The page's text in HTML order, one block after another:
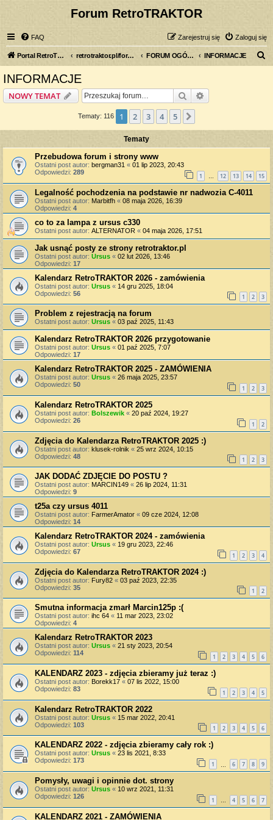
Forum RetroTRAKTOR
FAQ Zaloguj się
Zarejestruj się
Portal RetroTRAKTOR.pl retrotraktor.pl/forum FORUM OGÓLNE INFORMACJE
INFORMACJE
NOWY TEMAT Szukaj
Tematy: 116 1 2 3 4 5
Tematy
Przebudowa forum i strony www
Ostatni post autor: bergman31 « 01 lip 2023, 20:43
Odpowiedzi: 289 1 … 12 13 14 15
Legalność pochodzenia na podstawie nr nadwozia C-4011
Ostatni post autor: Marbitfh « 08 maja 2026, 16:39
Odpowiedzi: 4
co to za lampa z ursus c330
Ostatni post autor: ALTERNATOR « 04 maja 2026, 17:51
Jak usnąć posty ze strony retrotraktor.pl
Ostatni post autor: Ursus « 02 lut 2026, 13:46
Odpowiedzi: 17
Kalendarz RetroTRAKTOR 2026 - zamówienia
Ostatni post autor: Ursus « 14 gru 2025, 18:04
Odpowiedzi: 56 1 2 3
Problem z rejestracją na forum
Ostatni post autor: Ursus « 03 paź 2025, 11:43
Kalendarz RetroTRAKTOR 2026 przygotowanie
Ostatni post autor: Ursus « 01 paź 2025, 7:07
Odpowiedzi: 17
Kalendarz RetroTRAKTOR 2025 - ZAMÓWIENIA
Ostatni post autor: Ursus « 26 maja 2025, 23:57
Odpowiedzi: 50 1 2 3
Kalendarz RetroTRAKTOR 2025
Ostatni post autor: Bolszewik « 20 paź 2024, 19:27
Odpowiedzi: 26 1 2
Zdjęcia do Kalendarza RetroTRAKTOR 2025 :)
Ostatni post autor: klusek-rolnik « 25 wrz 2024, 10:15
Odpowiedzi: 48 1 2 3
JAK DODAĆ ZDJĘCIE DO POSTU ?
Ostatni post autor: MARCIN149 « 26 lip 2024, 11:31
Odpowiedzi: 9
t25a czy ursus 4011
Ostatni post autor: FarmerAmator « 09 cze 2024, 12:08
Odpowiedzi: 14
Kalendarz RetroTRAKTOR 2024 - zamówienia
Ostatni post autor: Ursus « 19 gru 2023, 22:46
Odpowiedzi: 67 1 2 3 4
Zdjęcia do Kalendarza RetroTRAKTOR 2024 :)
Ostatni post autor: Fury82 « 03 paź 2023, 22:35
Odpowiedzi: 35 1 2
Smutna informacja zmarł Marcin125p :(
Ostatni post autor: ihc 64 « 11 mar 2023, 23:02
Odpowiedzi: 4
Kalendarz RetroTRAKTOR 2023
Ostatni post autor: Ursus « 21 sty 2023, 20:54
Odpowiedzi: 114 1 2 3 4 5 6
KALENDARZ 2023 - zdjęcia zbieramy już teraz :)
Ostatni post autor: Borekk17 « 07 lis 2022, 15:00
Odpowiedzi: 83 1 2 3 4 5
Kalendarz RetroTRAKTOR 2022
Ostatni post autor: Ursus « 15 mar 2022, 20:41
Odpowiedzi: 103 1 2 3 4 5 6
KALENDARZ 2022 - zdjęcia zbieramy cały rok :)
Ostatni post autor: Ursus « 23 lis 2021, 8:33
Odpowiedzi: 173 1 6 7 8 9
Pomysły, uwagi i opinnie dot. strony
Ostatni post autor: Ursus « 10 wrz 2021, 11:31
Odpowiedzi: 126 1 … 4 5 6 7
KALENDARZ 2021 - ZAMÓWIENIA